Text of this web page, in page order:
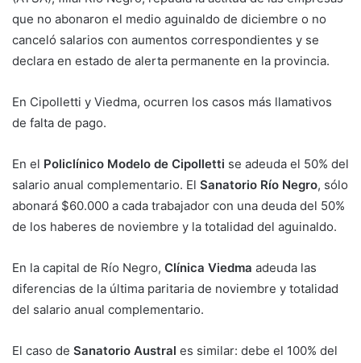
que no abonaron el medio aguinaldo de diciembre o no
canceló salarios con aumentos correspondientes y se
declara en estado de alerta permanente en la provincia.
En Cipolletti y Viedma, ocurren los casos más llamativos
de falta de pago.
En el Policlínico Modelo de Cipolletti se adeuda el 50% del
salario anual complementario. El Sanatorio Río Negro, sólo
abonará $60.000 a cada trabajador con una deuda del 50%
de los haberes de noviembre y la totalidad del aguinaldo.
En la capital de Río Negro, Clínica Viedma adeuda las
diferencias de la última paritaria de noviembre y totalidad
del salario anual complementario.
El caso de Sanatorio Austral es similar: debe el 100% del